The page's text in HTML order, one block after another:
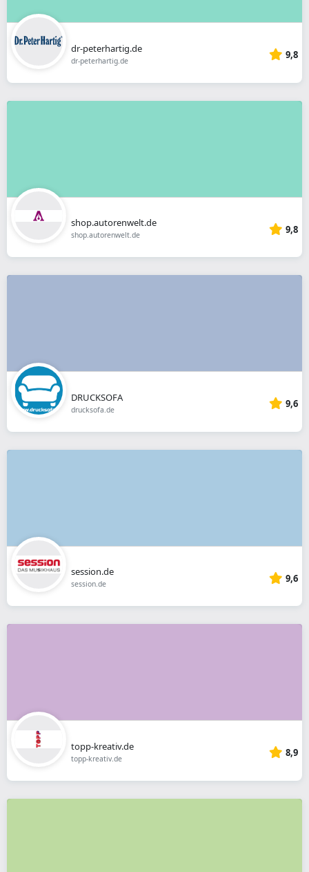
dr-peterhartig.de
dr-peterhartig.de 9,8
shop.autorenwelt.de
shop.autorenwelt.de 9,8
DRUCKSOFA
drucksofa.de 9,6
session.de
session.de 9,6
topp-kreativ.de
topp-kreativ.de 8,9